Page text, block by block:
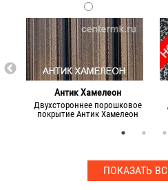
Антик Хамелеон
Двухстороннее порошковое
покрытие Антик Хамелеон
ПОКАЗАТЬ